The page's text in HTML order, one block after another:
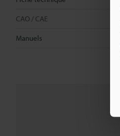
CAO / CAE
Manuels